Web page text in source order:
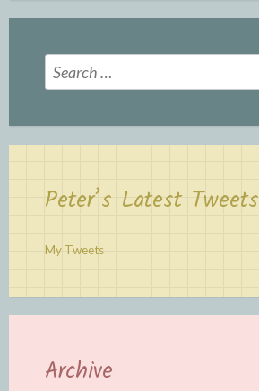
Search
for:
Peter’s Latest Tweets
My Tweets
Archive